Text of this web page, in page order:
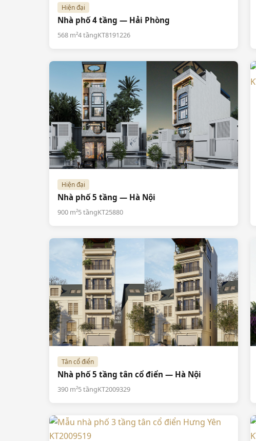
Hiện đại
Nhà phố 4 tầng — Hải Phòng
568 m²4 tầngKT8191226
Hiện đại
Nhà phố 5 tầng — Hà Nội
900 m²5 tầngKT25880
Tân cổ điển
Nhà phố 5 tầng tân cổ điển — Hà Nội
390 m²5 tầngKT2009329